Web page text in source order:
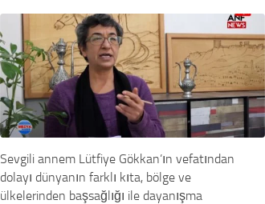
Sevgili annem Lütfiye Gökkan’ın vefatından
dolayı dünyanın farklı kıta, bölge ve
ülkelerinden başsağlığı ile dayanışma